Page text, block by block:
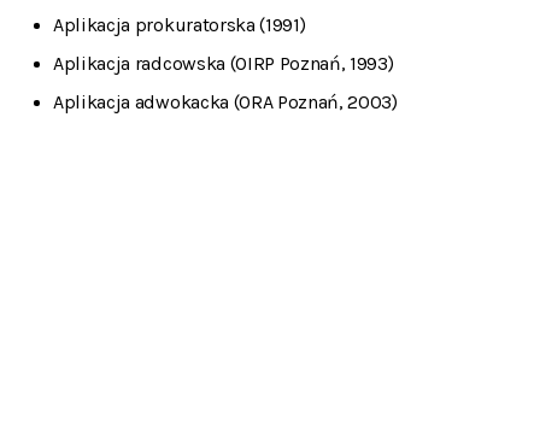
Aplikacja prokuratorska (1991)
Aplikacja radcowska (OIRP Poznań, 1993)
Aplikacja adwokacka (ORA Poznań, 2003)